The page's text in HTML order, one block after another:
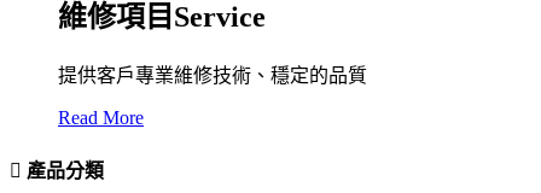
維修項目Service
提供客戶專業維修技術、穩定的品質
Read More
產品分類